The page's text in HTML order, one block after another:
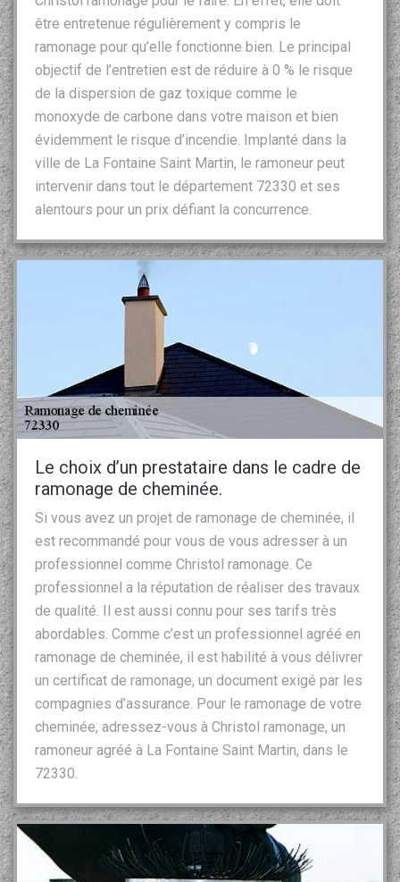
être entretenue régulièrement y compris le
ramonage pour qu’elle fonctionne bien. Le principal
objectif de l’entretien est de réduire à 0 % le risque
de la dispersion de gaz toxique comme le
monoxyde de carbone dans votre maison et bien
évidemment le risque d’incendie. Implanté dans la
ville de La Fontaine Saint Martin, le ramoneur peut
intervenir dans tout le département 72330 et ses
alentours pour un prix défiant la concurrence.
Le choix d’un prestataire dans le cadre de
ramonage de cheminée.
Si vous avez un projet de ramonage de cheminée, il
est recommandé pour vous de vous adresser à un
professionnel comme Christol ramonage. Ce
professionnel a la réputation de réaliser des travaux
de qualité. Il est aussi connu pour ses tarifs très
abordables. Comme c’est un professionnel agréé en
ramonage de cheminée, il est habilité à vous délivrer
un certificat de ramonage, un document exigé par les
compagnies d’assurance. Pour le ramonage de votre
cheminée, adressez-vous à Christol ramonage, un
ramoneur agréé à La Fontaine Saint Martin, dans le
72330.